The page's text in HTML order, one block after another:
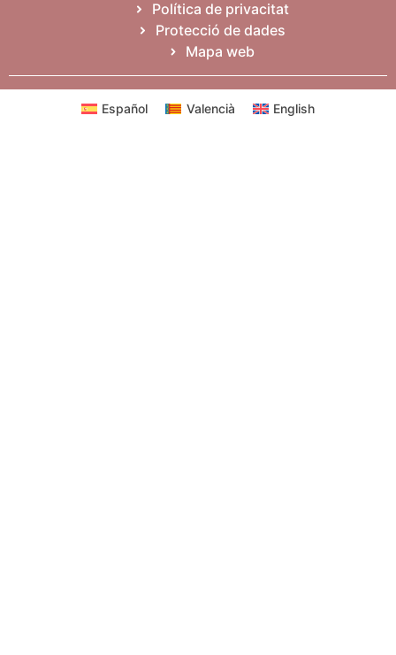
Política de privacitat
Protecció de dades
Mapa web
Español Valencià English